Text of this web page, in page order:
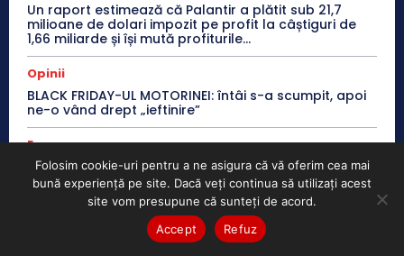
Un raport estimează că Palantir a plătit sub 21,7
milioane de dolari impozit pe profit la câștiguri de
1,66 miliarde și își mută profiturile...
Opinii
BLACK FRIDAY-UL MOTORINEI: întâi s-a scumpit, apoi
ne-o vând drept „ieftinire”
Europa
EBA propune raportări comune pentru verificarea
modelului folosit de companii la calcularea
garanțiilor pentru instrumentele derivate
Folosim cookie-uri pentru a ne asigura că vă oferim cea mai
bună experiență pe site. Dacă veți continua să utilizați acest
site vom presupune că sunteți de acord.
Accept
Refuz